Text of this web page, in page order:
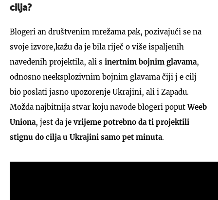
cilja?
Blogeri an društvenim mrežama pak, pozivajući se na
svoje izvore,kažu da je bila riječ o više ispaljenih
navedenih projektila, ali s inertnim bojnim glavama,
odnosno neeksplozivnim bojnim glavama čiji j e cilj
bio poslati jasno upozorenje Ukrajini, ali i Zapadu.
Možda najbitnija stvar koju navode blogeri poputWeeb
Uniona, jest da jevrijeme potrebno da ti projektili
stignu do cilja u Ukrajini samo pet minuta.